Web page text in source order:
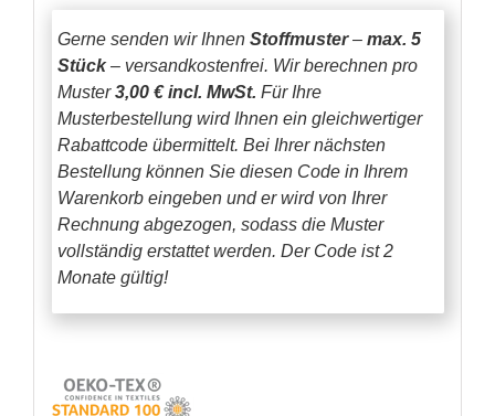
Gerne senden wir Ihnen Stoffmuster– max. 5
Stück– versandkostenfrei. Wir berechnen pro
Muster3,00 € incl. MwSt. Für Ihre
Musterbestellung wird Ihnen ein gleichwertiger
Rabattcode übermittelt. Bei Ihrer nächsten
Bestellung können Sie diesen Code in Ihrem
Warenkorb eingeben und er wird von Ihrer
Rechnung abgezogen, sodass die Muster
vollständig erstattet werden. Der Code ist 2
Monate gültig!